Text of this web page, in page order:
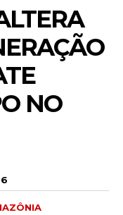
NO